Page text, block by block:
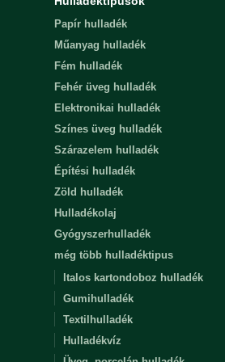
Papír hulladék
Műanyag hulladék
Fém hulladék
Fehér üveg hulladék
Elektronikai hulladék
Színes üveg hulladék
Szárazelem hulladék
Építési hulladék
Zöld hulladék
Hulladékolaj
Gyógyszerhulladék
még több hulladéktipus
Italos kartondoboz hulladék
Gumihulladék
Textilhulladék
Hulladékvíz